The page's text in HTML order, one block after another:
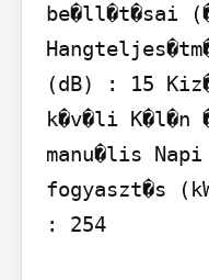
be�ll�t�sai
(dB) : 15
k�v�li K�l�n
manu�lis
fogyaszt�s
: 254